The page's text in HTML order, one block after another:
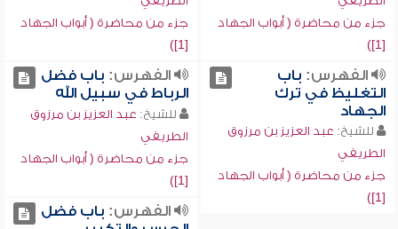
جزء من محاضرة ( أبواب الجهاد
[1])
جزء من محاضرة ( أبواب الجهاد
[1])
الفهرس: باب
التغليظ في ترك
الجهاد
للشيخ: عبد العزيز بن مرزوق
الطريفي
جزء من محاضرة ( أبواب الجهاد
[1])
الفهرس: باب فضل
الرباط في سبيل الله
للشيخ: عبد العزيز بن مرزوق
الطريفي
جزء من محاضرة ( أبواب الجهاد
[1])
الفهرس: باب فضل